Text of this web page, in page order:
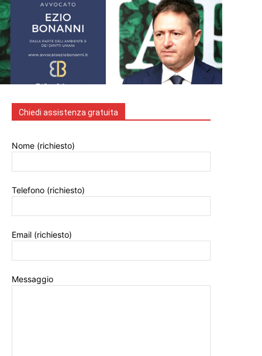
Chiedi assistenza gratuita
Nome (richiesto)
Telefono (richiesto)
Email (richiesto)
Messaggio